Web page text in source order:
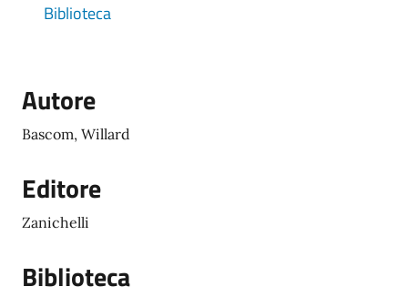
Biblioteca
Autore
Bascom, Willard
Editore
Zanichelli
Biblioteca